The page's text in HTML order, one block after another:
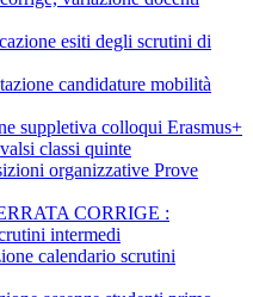
esiti degli scrutini di
candidature mobilità
suppletiva colloqui Erasmus+
classi quinte
organizzative Prove
CORRIGE :
intermedi
calendario scrutini